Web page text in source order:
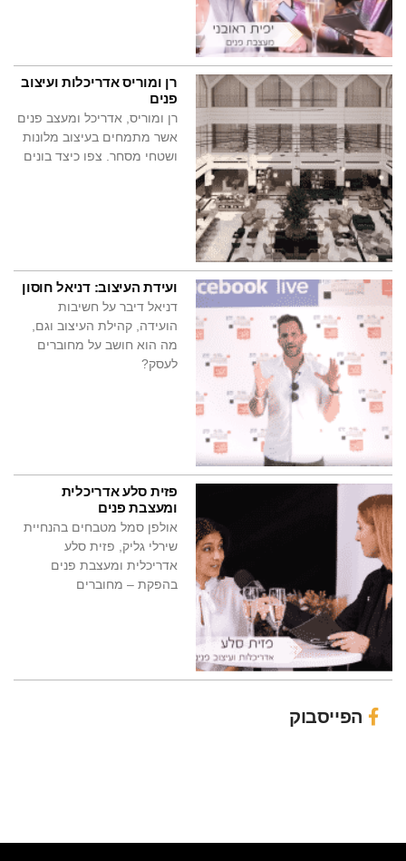
רן ומוריס אדריכלות ועיצוב
פנים
רן ומוריס, אדריכל ומעצב פנים
אשר מתמחים בעיצוב מלונות
ושטחי מסחר. צפו כיצד בונים
ועידת העיצוב: דניאל חוסון
דניאל דיבר על חשיבות
הועידה, קהילת העיצוב וגם,
מה הוא חושב על מחוברים
לעסק?
פזית סלע אדריכלית
ומעצבת פנים
אולפן סמל מטבחים בהנחיית
שירלי גליק, פזית סלע
אדריכלית ומעצבת פנים
בהפקת – מחוברים
הפייסבוק